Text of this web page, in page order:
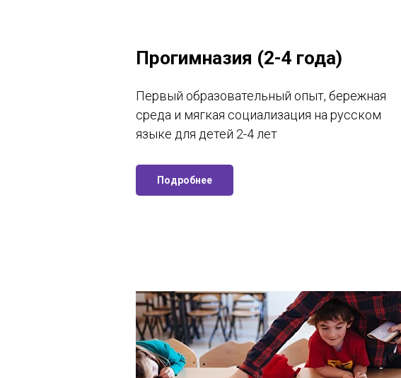
Прогимназия (2-4 года)
Первый образовательный опыт, бережная
среда и мягкая социализация на русском
языке для детей 2-4 лет
Подробнее